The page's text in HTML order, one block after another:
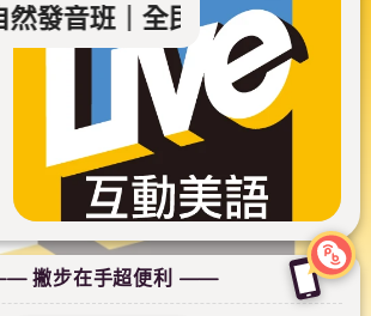
音班｜全民英檢班｜
撇步在手超便利 ——